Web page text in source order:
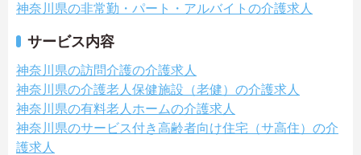
神奈川県の非常勤・パート・アルバイトの介護求人
サービス内容
神奈川県の訪問介護の介護求人
神奈川県の介護老人保健施設（老健）の介護求人
神奈川県の有料老人ホームの介護求人
神奈川県のサービス付き高齢者向け住宅（サ高住）の介
護求人